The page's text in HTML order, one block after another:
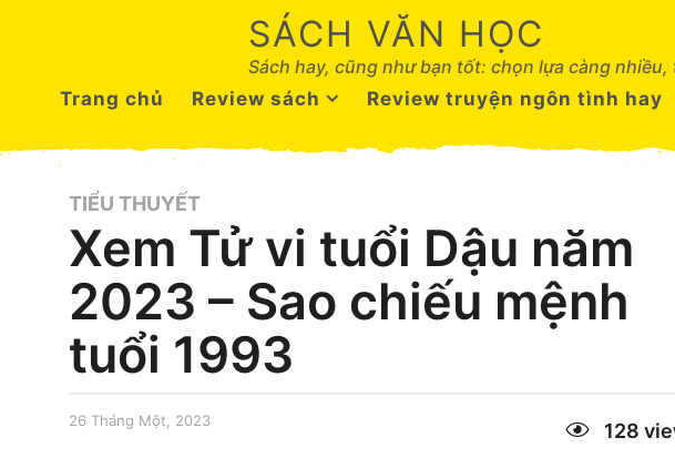
SÁCH VĂN HỌC
Sách hay, cũng như bạn tốt: chọn lựa càng
Trang chủ
Review sách Review truyện ngôn tình hay
TIỂU THUYẾT
Xem Tử vi tuổi Dậu năm
2023 – Sao chiếu mệnh
tuổi 1993
26 Tháng Một, 2023 128